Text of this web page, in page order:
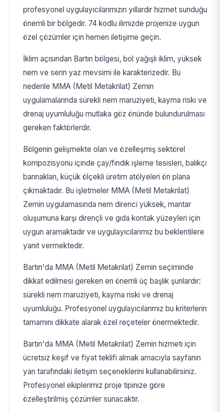
profesyonel uygulayıcılarımızın yıllardır hizmet sunduğu
önemli bir bölgedir. 74 kodlu ilimizde projenize uygun
özel çözümler için hemen iletişime geçin.
İklim açısından Bartın bölgesi, bol yağışlı iklim, yüksek
nem ve serin yaz mevsimi ile karakterizedir. Bu
nedenle MMA (Metil Metakrilat) Zemin
uygulamalarında sürekli nem maruziyeti, kayma riski ve
drenaj uyumluluğu mutlaka göz önünde bulundurulması
gereken faktörlerdir.
Bölgenin gelişmekte olan ve özelleşmiş sektörel
kompozisyonu içinde çay/fındık işleme tesisleri, balıkçı
barınakları, küçük ölçekli üretim atölyeleri ön plana
çıkmaktadır. Bu işletmeler MMA (Metil Metakrilat)
Zemin uygulamasında nem direnci yüksek, mantar
oluşumuna karşı dirençli ve gıda kontak yüzeyleri için
uygun aramaktadır ve uygulayıcılarımız bu beklentilere
yanıt vermektedir.
Bartın'da MMA (Metil Metakrilat) Zemin seçiminde
dikkat edilmesi gereken en önemli üç başlık şunlardır:
sürekli nem maruziyeti, kayma riski ve drenaj
uyumluluğu. Profesyonel uygulayıcılarımız bu kriterlerin
tamamını dikkate alarak özel reçeteler önermektedir.
Bartın'da MMA (Metil Metakrilat) Zemin hizmeti için
ücretsiz keşif ve fiyat teklifi almak amacıyla sayfanın
yan tarafındaki iletişim seçeneklerini kullanabilirsiniz.
Profesyonel ekiplerimiz proje tipinize göre
özelleştirilmiş çözümler sunacaktır.